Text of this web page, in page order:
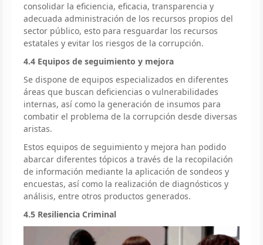
consolidar la eficiencia, eficacia, transparencia y
adecuada administración de los recursos propios del
sector público, esto para resguardar los recursos
estatales y evitar los riesgos de la corrupción.
4.4 Equipos de seguimiento y mejora
Se dispone de equipos especializados en diferentes
áreas que buscan deficiencias o vulnerabilidades
internas, así como la generación de insumos para
combatir el problema de la corrupción desde diversas
aristas.
Estos equipos de seguimiento y mejora han podido
abarcar diferentes tópicos a través de la recopilación
de información mediante la aplicación de sondeos y
encuestas, así como la realización de diagnósticos y
análisis, entre otros productos generados.
4.5 Resiliencia Criminal